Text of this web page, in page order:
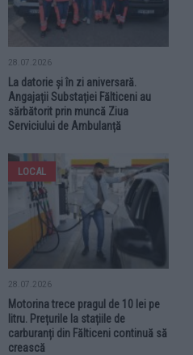
28.07.2026
La datorie și în zi aniversară.
Angajații Substației Fălticeni au
sărbătorit prin muncă Ziua
Serviciului de Ambulanță
LOCAL
28.07.2026
Motorina trece pragul de 10 lei pe
litru. Prețurile la stațiile de
carburanți din Fălticeni continuă să
crească